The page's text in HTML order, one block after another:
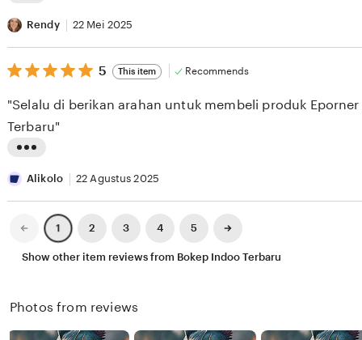
y
A
S
S
E
K
r
e
v
e
w
y
X
I
I
i
s
t
n
g
e
v
y
R
Rendy 22 Mei 2025
5
out
5
stars
5 This item Recommends
i
s
r
e
"Selalu di berikan arahan untuk membeli produk
Terbaru"
Alikolo 22 Agustus 2025
Previous
page
1 2 3 4 5
Next
page
Show other item reviews from Bokep Indoo Terbaru
Photos from reviews